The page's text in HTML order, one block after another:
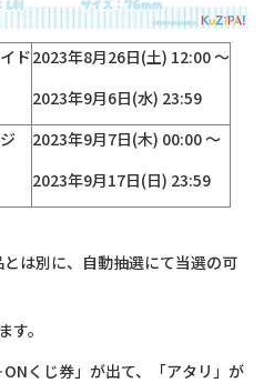
ド2023年8月26日(土) 12:00 ～
2023年9月6日(水) 23:59
2023年9月7日(木) 00:00 ～
2023年9月17日(日) 23:59
は別に、自動抽選にて当選の可
。
くじ券」が出て、「アタリ」が